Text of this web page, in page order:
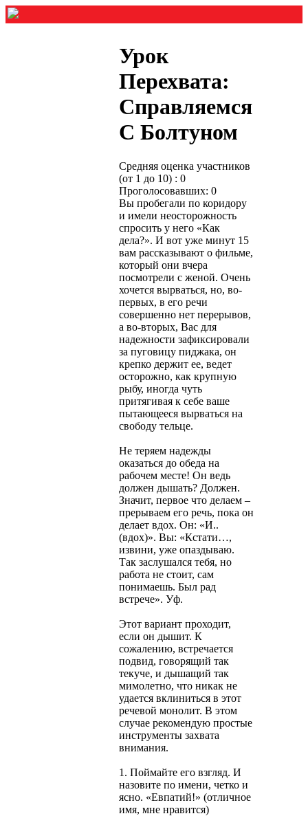
Урок
Перехвата:
Справляемся
С Болтуном
Средняя оценка участников
(от 1 до 10) : 0
Проголосовавших: 0
Вы пробегали по коридору
и имели неосторожность
спросить у него «Как
дела?». И вот уже минут 15
вам рассказывают о фильме,
который они вчера
посмотрели с женой. Очень
хочется вырваться, но, во-
первых, в его речи
совершенно нет перерывов,
а во-вторых, Вас для
надежности зафиксировали
за пуговицу пиджака, он
крепко держит ее, ведет
осторожно, как крупную
рыбу, иногда чуть
притягивая к себе ваше
пытающееся вырваться на
свободу тельце.
Не теряем надежды
оказаться до обеда на
рабочем месте! Он ведь
должен дышать? Должен.
Значит, первое что делаем –
прерываем его речь, пока он
делает вдох. Он: «И..
(вдох)». Вы: «Кстати…,
извини, уже опаздываю.
Так заслушался тебя, но
работа не стоит, сам
понимаешь. Был рад
встрече». Уф.
Этот вариант проходит,
если он дышит. К
сожалению, встречается
подвид, говорящий так
текуче, и дышащий так
мимолетно, что никак не
удается вклиниться в этот
речевой монолит. В этом
случае рекомендую простые
инструменты захвата
внимания.
1. Поймайте его взгляд. И
назовите по имени, четко и
ясно. «Евпатий!» (отличное
имя, мне нравится)